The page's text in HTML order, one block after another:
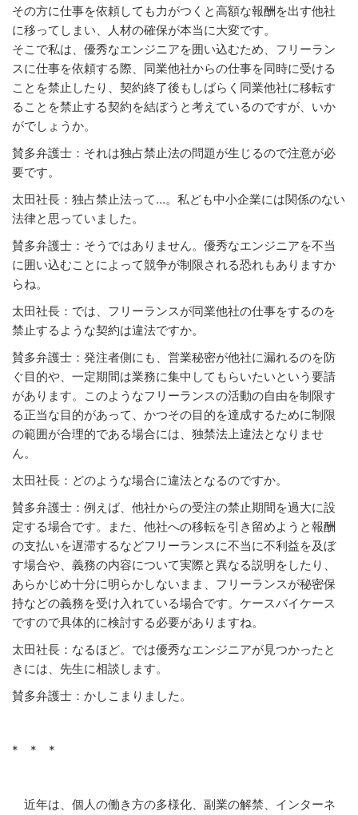
その方に仕事を依頼しても力がつくと高額な報酬を出す他社
に移ってしまい、人材の確保が本当に大変です。
そこで私は、優秀なエンジニアを囲い込むため、フリーラン
スに仕事を依頼する際、同業他社からの仕事を同時に受ける
ことを禁止したり、契約終了後もしばらく同業他社に移転す
ることを禁止する契約を結ぼうと考えているのですが、いか
がでしょうか。
賛多弁護士：それは独占禁止法の問題が生じるので注意が必
要です。
太田社長：独占禁止法って…。私ども中小企業には関係のない
法律と思っていました。
賛多弁護士：そうではありません。優秀なエンジニアを不当
に囲い込むことによって競争が制限される恐れもありますか
らね。
太田社長：では、フリーランスが同業他社の仕事をするのを
禁止するような契約は違法ですか。
賛多弁護士：発注者側にも、営業秘密が他社に漏れるのを防
ぐ目的や、一定期間は業務に集中してもらいたいという要請
があります。このようなフリーランスの活動の自由を制限す
る正当な目的があって、かつその目的を達成するために制限
の範囲が合理的である場合には、独禁法上違法となりませ
ん。
太田社長：どのような場合に違法となるのですか。
賛多弁護士：例えば、他社からの受注の禁止期間を過大に設
定する場合です。また、他社への移転を引き留めようと報酬
の支払いを遅滞するなどフリーランスに不当に不利益を及ぼ
す場合や、義務の内容について実際と異なる説明をしたり、
あらかじめ十分に明らかしないまま、フリーランスが秘密保
持などの義務を受け入れている場合です。ケースバイケース
ですので具体的に検討する必要がありますね。
太田社長：なるほど。では優秀なエンジニアが見つかったと
きには、先生に相談します。
賛多弁護士：かしこまりました。
* * *
近年は、個人の働き方の多様化、副業の解禁、インターネ